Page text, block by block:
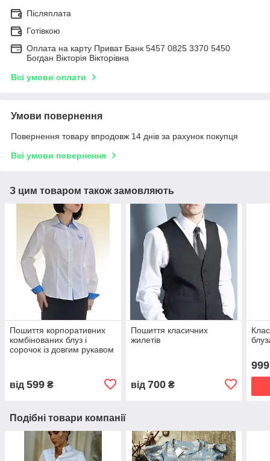
Післяплата
Готівкою
Оплата на карту Приват Банк 5457 0825 3370 5450
Богдан Вікторія Вікторівна
Всі умови оплати
Умови повернення
Повернення товару впродовж 14 днів за рахунок покупця
Всі умови повернення
З цим товаром також замовляють
Пошиття корпоративних
комбінованих блуз і
сорочок із довгим рукавом
від 599 ₴
Пошиття класичних
жилетів
від 700₴
999
Подібні товари компанії